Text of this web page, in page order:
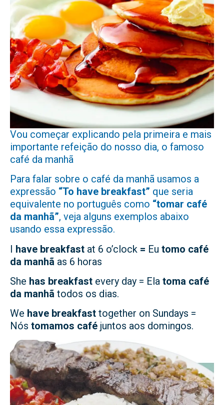
Vou começar explicando pela primeira e mais
importante refeição do nosso dia, o famoso
café da manhã
Para falar sobre o café da manhã usamos a
expressão “To have breakfast” que seria
equivalente no português como “tomar café
da manhã”, veja alguns exemplos abaixo
usando essa expressão.
I have breakfast at 6 o’clock = Eu tomo café
da manhã as 6 horas
She has breakfast every day = Ela toma café
da manhã todos os dias.
We have breakfast together on Sundays =
Nós tomamos café juntos aos domingos.